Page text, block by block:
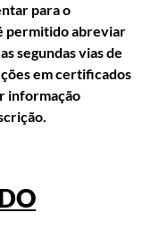
para o
permitido abreviar
segundas vias de
em certificados
informação